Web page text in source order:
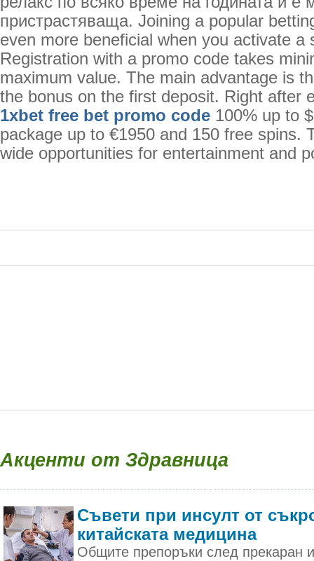
пристрастяваща. Joining a popular
even more beneficial when you activate a
Registration with a promo code takes
maximum value. The main advantage is
the bonus on the first deposit. Right after
1xbet free bet promo code 100% up to
package up to €1950 and 150 free spins.
wide opportunities for entertainment and
Акценти от Здравница
Съвети при инсулт от
китайската медицина
Общите препоръки след прекаран